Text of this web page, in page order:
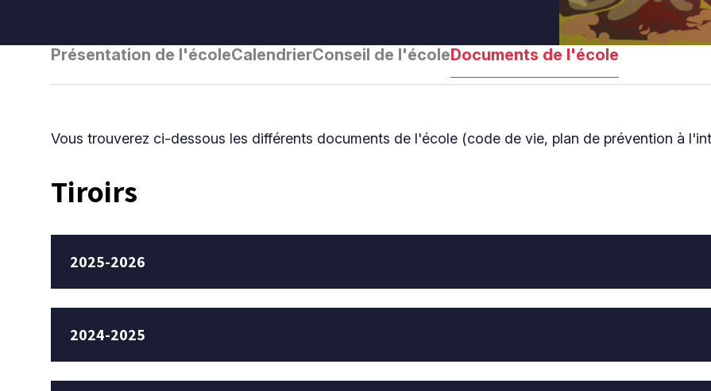
Présentation de l'écoleCalendrierConseil de l'écoleDocuments de l'école
Vous trouverez ci-dessous les différents documents de l'école (code de vie, plan de prévention à
Tiroirs
2025-2026
2024-2025